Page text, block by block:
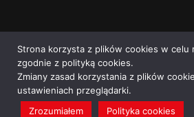
Strona korzysta z plików cookies w celu
zgodnie z polityką cookies.
Zmiany zasad korzystania z plików
ustawieniach przeglądarki.
Zrozumiałem
Polityka cookies